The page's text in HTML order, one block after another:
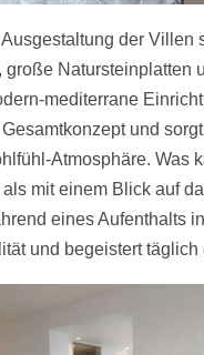
der Villen
große Natursteinplatten
mediterrane
und
Atmosphäre. Was
mit einem Blick auf
eines Aufenthalts
und begeistert täglich